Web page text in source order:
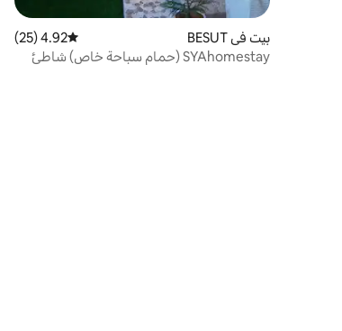
بيت في BESUT متوسط التقييم 4.92 من 5، 25 مراجعات
4.92 (25)
SYAhomestay (حمام سباحة خاص) شاطئ